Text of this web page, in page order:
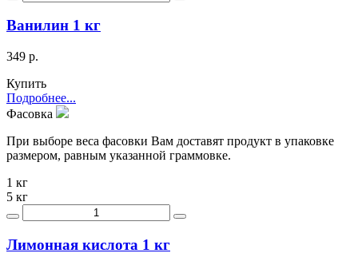
Ванилин 1 кг
349 р.
Купить
Подробнее...
Фасовка
При выборе веса фасовки Вам доставят продукт в упаковке
размером, равным указанной граммовке.
1 кг
5 кг
Лимонная кислота 1 кг